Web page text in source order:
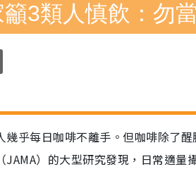
籲3類人慎飲：勿
幾乎每日咖啡不離手。但咖啡除了
JAMA）的大型研究發現，日常適量